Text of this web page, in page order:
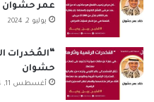
عمر حشوان
يوليو 2, 2024
“المُخدرات
حشوان
أغسطس 11, 2024